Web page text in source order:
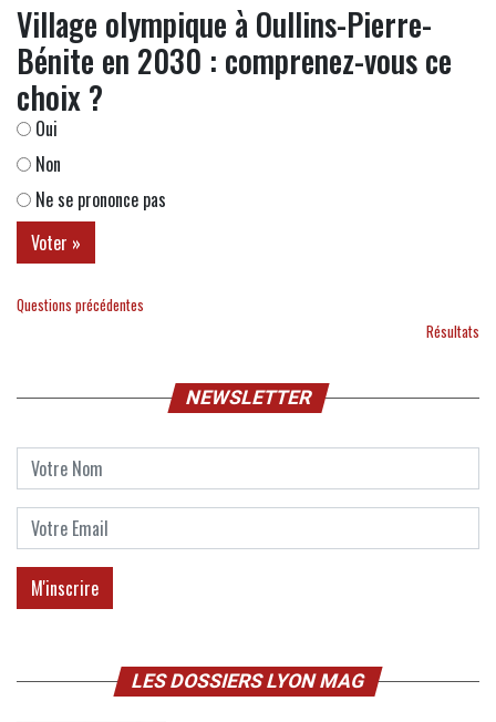
Village olympique à Oullins-Pierre-
Bénite en 2030 : comprenez-vous ce
choix ?
Oui
Non
Ne se prononce pas
Questions précédentes
Résultats
NEWSLETTER
LES DOSSIERS LYON MAG